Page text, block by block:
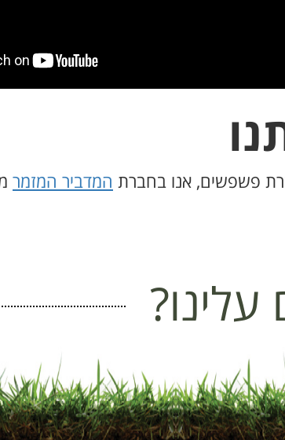
פשפשים, אנו בחברת המדביר המזמר